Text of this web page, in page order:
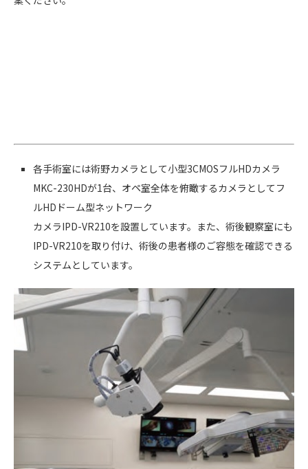
各手術室には術野カメラとして小型3CMOSフルHDカメラ
MKC-230HDが1台、オペ室全体を俯瞰するカメラとしてフ
ルHDドーム型ネットワーク
カメラIPD-VR210を設置しています。また、術後観察室にも
IPD-VR210を取り付け、術後の患者様のご容態を確認できる
システムとしています。